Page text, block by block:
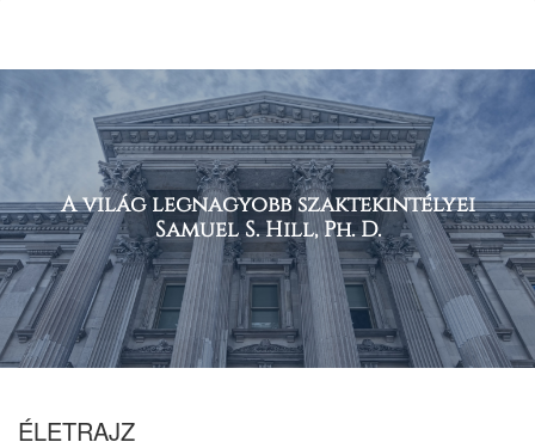
A világ legnagyobb szaktekintélyei
Samuel S. Hill, Ph. D.
ÉLETRAJZ